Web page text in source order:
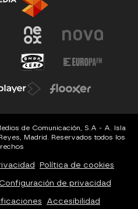
de Comunicación, S.A - A. Isla
Madrid. Reservados todos los
Política de cookies
Configuración de privacidad
Accesibilidad